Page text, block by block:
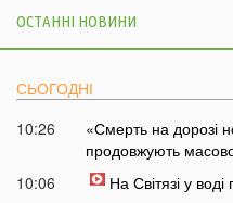
ОСТАННІ НОВИНИ
СЬОГОДНІ
10:26
«Смерть на дорозі
продовжують
10:06
На Світязі у